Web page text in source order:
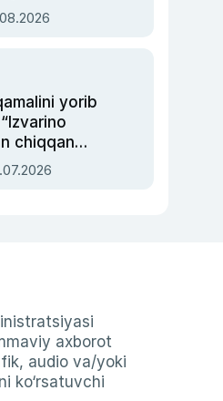
asrab
yorib
chiqqan
Ukraina
axborot
audio va/yoki
ko‘rsatuvchi